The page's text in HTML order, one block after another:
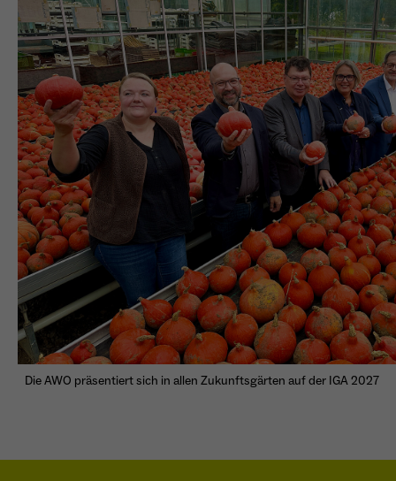
Die AWO präsentiert sich in allen Zukunftsgärten auf der IGA 2027